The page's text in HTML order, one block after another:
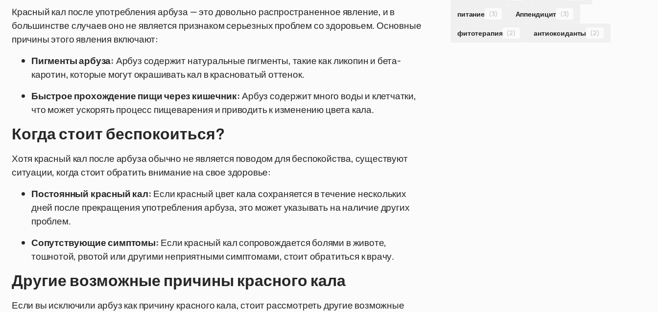
Красный кал после употребления арбуза — это довольно распространенное явление, и в
большинстве случаев оно не является признаком серьезных проблем со здоровьем. Основные
причины этого явления включают:
Пигменты арбуза: Арбуз содержит натуральные пигменты, такие как ликопин и бета-
каротин, которые могут окрашивать кал в красноватый оттенок.
Быстрое прохождение пищи через кишечник:Арбуз содержит много воды и клетчатки,
что может ускорять процесс пищеварения и приводить к изменению цвета кала.
Когда стоит беспокоиться?
Хотя красный кал после арбуза обычно не является поводом для беспокойства, существуют
ситуации, когда стоит обратить внимание на свое здоровье:
Постоянный красный кал: Если красный цвет кала сохраняется в течение нескольких
дней после прекращения употребления арбуза, это может указывать на наличие других
проблем.
Сопутствующие симптомы: Если красный кал сопровождается болями в животе,
тошнотой, рвотой или другими неприятными симптомами, стоит обратиться к врачу.
Другие возможные причины красного кала
Если вы исключили арбуз как причину красного кала, стоит рассмотреть другие возможные
питание (3) Аппендицит (3)
фитотерапия (2) антиоксиданты (2)